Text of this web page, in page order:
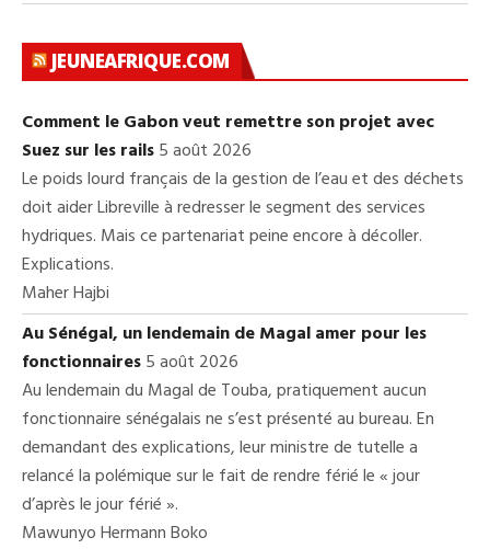
JEUNEAFRIQUE.COM
Comment le Gabon veut remettre son projet avec
Suez sur les rails5 août 2026
Le poids lourd français de la gestion de l’eau et des déchets
doit aider Libreville à redresser le segment des services
hydriques. Mais ce partenariat peine encore à décoller.
Explications.
Maher Hajbi
Au Sénégal, un lendemain de Magal amer pour les
fonctionnaires5 août 2026
Au lendemain du Magal de Touba, pratiquement aucun
fonctionnaire sénégalais ne s’est présenté au bureau. En
demandant des explications, leur ministre de tutelle a
relancé la polémique sur le fait de rendre férié le « jour
d’après le jour férié ».
Mawunyo Hermann Boko